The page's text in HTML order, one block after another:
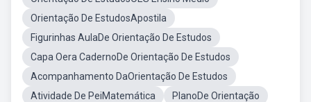
Orientação De EstudosApostila
Figurinhas AulaDe Orientação De Estudos
Capa Oera CadernoDe Orientação De Estudos
Acompanhamento DaOrientação De Estudos
Atividade De PeiMatemática
PlanoDe Orientação